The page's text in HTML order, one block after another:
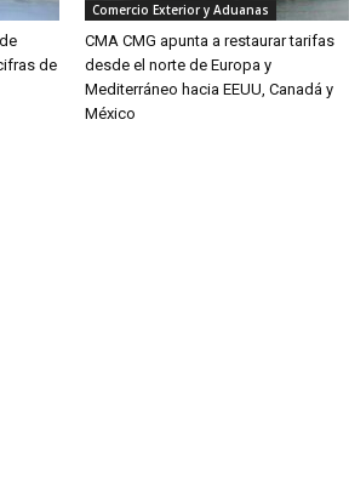
de
Comercio Exterior y Aduanas
CMA CMG apunta a restaurar tarifas
desde el norte de Europa y
Mediterráneo hacia EEUU, Canadá y
México